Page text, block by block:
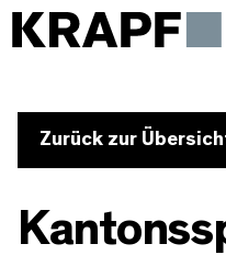
Zurück zur